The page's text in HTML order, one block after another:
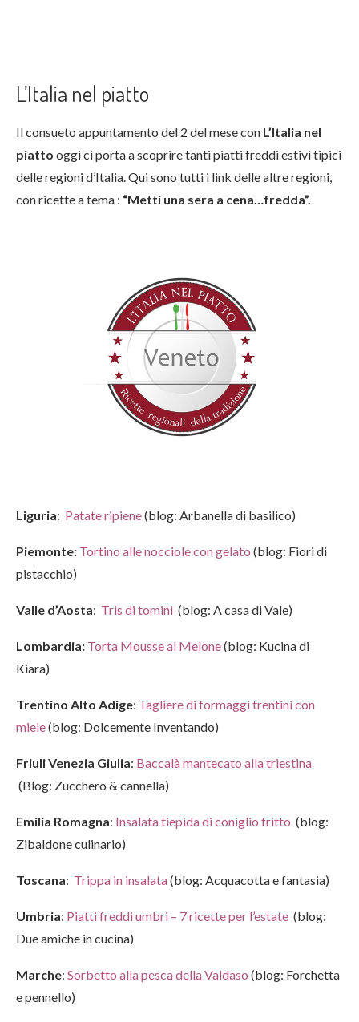
L’Italia nel piatto
Il consueto appuntamento del 2 del mese con L’Italia nel
piatto oggi ci porta a scoprire tanti piatti freddi estivi tipici
delle regioni d’Italia. Qui sono tutti i link delle altre regioni,
con ricette a tema : “Metti una sera a cena…fredda”.
Liguria: Patate ripiene(blog: Arbanella di basilico)
Piemonte: Tortino alle nocciole con gelato (blog: Fiori di
pistacchio)
Valle d’Aosta: Tris di tomini (blog: A casa di Vale)
Lombardia: Torta Mousse al Melone(blog: Kucina di
Kiara)
Trentino Alto Adige: Tagliere di formaggi trentini con
miele(blog: Dolcemente Inventando)
Friuli Venezia Giulia: Baccalà mantecato alla triestina
(Blog: Zucchero & cannella)
Emilia Romagna: Insalata tiepida di coniglio fritto (blog:
Zibaldone culinario)
Toscana: Trippa in insalata(blog: Acquacotta e fantasia)
Umbria: Piatti freddi umbri – 7 ricette per l’estate (blog:
Due amiche in cucina)
Marche: Sorbetto alla pesca della Valdaso (blog: Forchetta
e pennello)